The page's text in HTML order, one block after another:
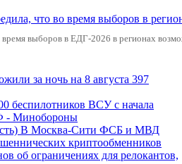
что во время выборов в
выборов в ЕДГ-2026 в регионах
за ночь на 8 августа 397
беспилотников ВСУ с начала
- Минобороны
В Москва-Сити ФСБ и МВД
криптообменников
об ограничениях для релокантов,